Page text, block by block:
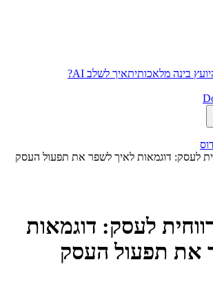
יועץ בינה מלאכותיתאיך לשלב AI?
לעסק: דוגמאות לאיך לשפר את תפעול העסק
לעסק: דוגמאות
את תפעול העסק